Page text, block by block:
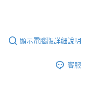
顯示電腦版詳細說明
客服